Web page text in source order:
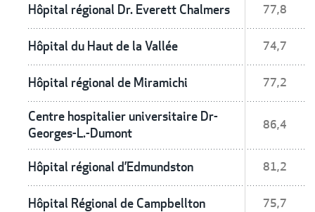
Hôpital régional Dr. Everett Chalmers 77,8
Hôpital du Haut de la Vallée 74,7
Hôpital régional de Miramichi 77,2
Centre hospitalier universitaire Dr-
Georges-L.-Dumont
86,4
Hôpital régional d’Edmundston 81,2
Hôpital Régional de Campbellton 75,7